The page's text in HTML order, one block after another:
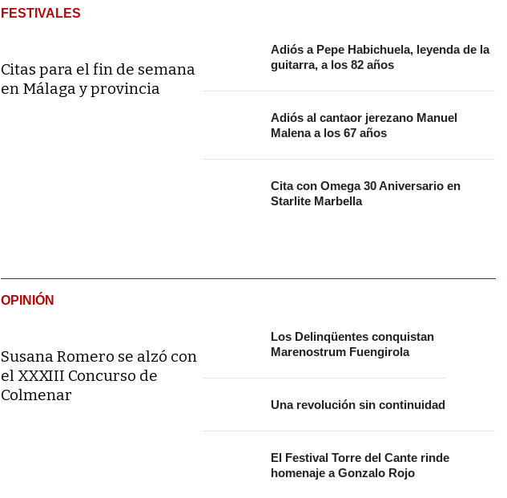
FESTIVALES
Citas para el fin de semana
en Málaga y provincia
Adiós a Pepe Habichuela, leyenda de la
guitarra, a los 82 años
Adiós al cantaor jerezano Manuel
Malena a los 67 años
Cita con Omega 30 Aniversario en
Starlite Marbella
OPINIÓN
Susana Romero se alzó con
el XXXIII Concurso de
Colmenar
Los Delinqüentes conquistan
Marenostrum Fuengirola
Una revolución sin continuidad
El Festival Torre del Cante rinde
homenaje a Gonzalo Rojo